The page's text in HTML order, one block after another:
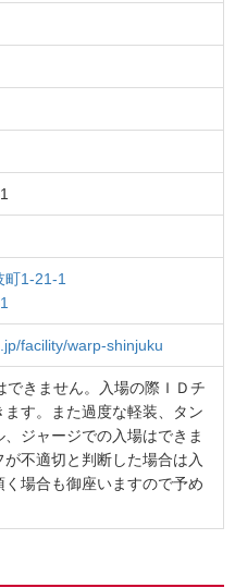
町1-21-1
facility/warp-shinjuku
きません。入場の際ＩＤチ
ます。また過度な軽装、タン
ジャージでの入場はできま
不適切と判断した場合は入
場合も御座いますので予め